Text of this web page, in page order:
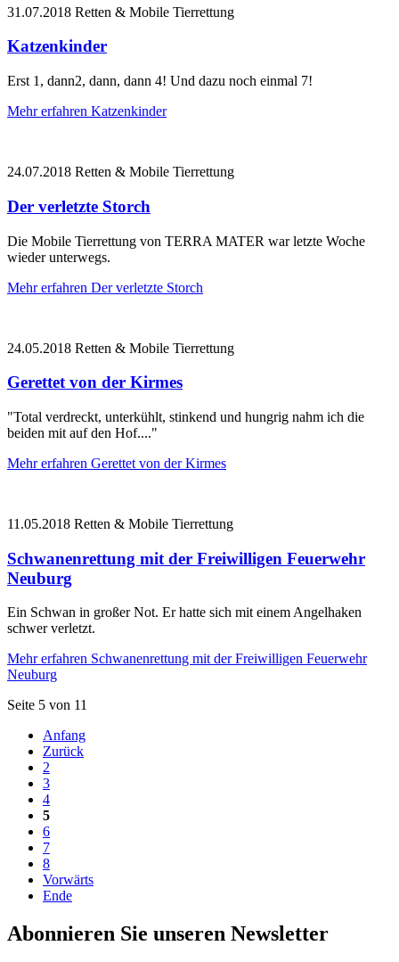
31.07.2018 Retten & Mobile Tierrettung
Katzenkinder
Erst 1, dann2, dann, dann 4! Und dazu noch einmal 7!
Mehr erfahren Katzenkinder
24.07.2018 Retten & Mobile Tierrettung
Der verletzte Storch
Die Mobile Tierrettung von TERRA MATER war letzte Woche
wieder unterwegs.
Mehr erfahren Der verletzte Storch
24.05.2018 Retten & Mobile Tierrettung
Gerettet von der Kirmes
"Total verdreckt, unterkühlt, stinkend und hungrig nahm ich die
beiden mit auf den Hof...."
Mehr erfahren Gerettet von der Kirmes
11.05.2018 Retten & Mobile Tierrettung
Schwanenrettung mit der Freiwilligen Feuerwehr
Neuburg
Ein Schwan in großer Not. Er hatte sich mit einem Angelhaken
schwer verletzt.
Mehr erfahren Schwanenrettung mit der Freiwilligen Feuerwehr
Neuburg
Seite 5 von 11
Anfang
Zurück
2
3
4
5
6
7
8
Vorwärts
Ende
Abonnieren Sie unseren Newsletter